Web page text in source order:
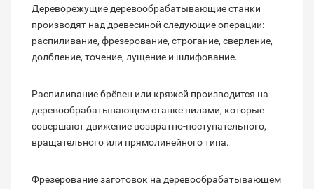
Дереворежущие деревообрабатывающие станки
производят над древесиной следующие операции:
распиливание, фрезерование, строгание, сверление,
долбление, точение, лущение и шлифование.
Распиливание брёвен или кряжей производится на
деревообрабатывающем станке пилами, которые
совершают движение возвратно-поступательного,
вращательного или прямолинейного типа.
Фрезерование заготовок на деревообрабатывающем